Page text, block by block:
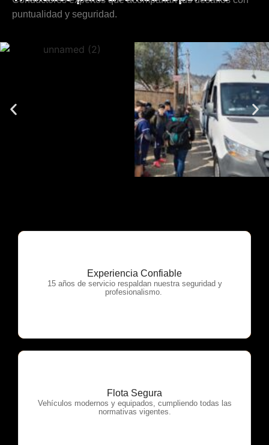
puntualidad y seguridad.
Experiencia Confiable
15 años de servicio respaldan nuestra seguridad y
profesionalismo.
OTP Servicios
Flota Segura
Vehículos modernos y equipados, cumpliendo todas las
normativas vigentes.
OTP Servicios